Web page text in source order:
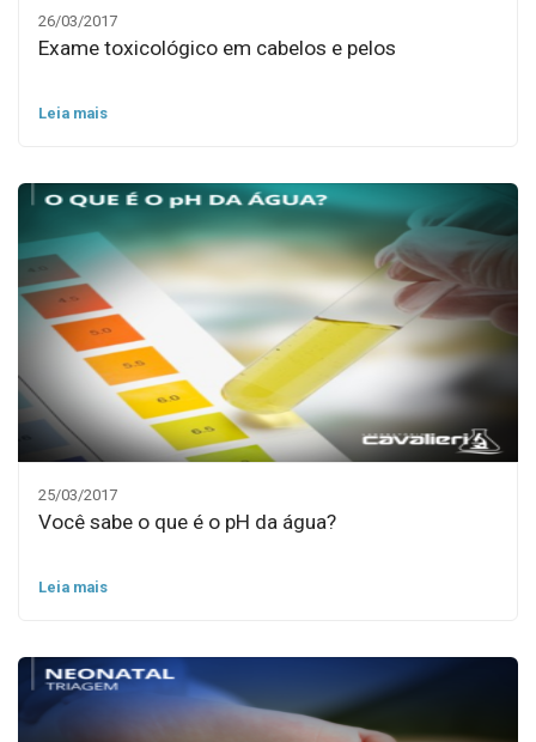
26/03/2017
Exame toxicológico em cabelos e pelos
Leia mais
25/03/2017
Você sabe o que é o pH da água?
Leia mais